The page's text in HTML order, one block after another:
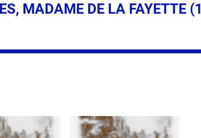
MADAME DE LA FAYETTE